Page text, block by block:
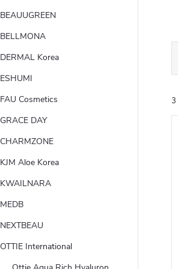
BEAUUGREEN
BELLMONA
DERMAL Korea
ESHUMI
FAU Cosmetics
GRACE DAY
CHARMZONE
KJM Aloe Korea
KWAILNARA
MEDB
NEXTBEAU
OTTIE International
3